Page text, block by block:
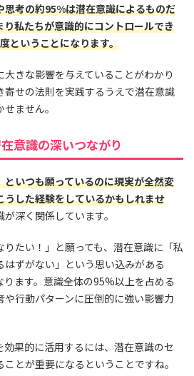
思考の約95%は潜在意識によるものだ
私たちが意識的にコントロールでき
ということになります。
きな影響を与えていることがわかり
寄せの法則を実践するうえで潜在意識
ません。
意識の深いつながり
いつも願っているのに現実が全然変
うした経験をしているかもしれませ
深く関係しています。
たい！」と願っても、潜在意識に「私
ずがない」という思い込みがある
ります。意識全体の95%以上を占める
行動パターンに圧倒的に強い影響力
果的に活用するには、潜在意識のセ
とが重要になるということですね。